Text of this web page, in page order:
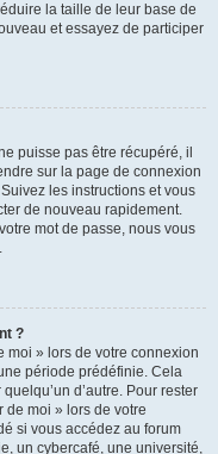
la taille de leur base de
et essayez de participer
puisse pas être récupéré, il
sur la page de connexion
les instructions et vous
de nouveau rapidement.
mot de passe, nous vous
?
moi » lors de votre connexion
période prédéfinie. Cela
d’autre. Pour rester
de moi » lors de votre
si vous accédez au forum
un cybercafé, une université,